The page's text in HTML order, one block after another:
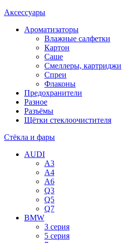
Аксессуары
Ароматизаторы
Влажные салфетки
Картон
Саше
Смеллеры, картриджи
Спреи
Флаконы
Предохранители
Разное
Разъёмы
Щётки стеклоочистителя
Стёкла и фары
AUDI
A3
A4
A6
Q3
Q5
Q7
BMW
3 серия
5 серия